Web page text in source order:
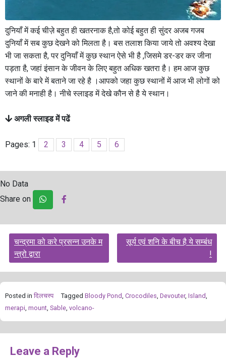
दुनियाँ में कई चीज़े बहुत ही खतरनाक है,तो कोई बहुत ही सुंदर अजब गजब
दुनियाँ में सब कुछ देखने को मिलता है। बस तलाश किया जाये तो अवश्य देखा
भी जा सकता है, पर दुनियाँ में कुछ स्थान ऐसे भी है ,जिसमे डर-डर कर जीना
पड़ता है, जहां इंसान के जीवन के लिए बहुत अधिक खतरा है। हम आज कुछ
स्थानों के बारे में बताने जा रहे है ।आपको जहा कुछ स्थानों में आज भी लोगों को
जाने की मनाही है। नीचे स्लाइड में देखे कौन से है ये स्थान।
अगली स्लाइड में पढें
Pages: 1 2 3 4 5 6
No Data
Share on
Post
navigation
चन्द्रमा को करे प्रसन्न उनके म
न्त्रो द्वारा
सूर्य एवं शनि के बीच है ये सम्बंध
!
Posted in दिलचस्प Tagged Bloody Pond, Crocodiles, Devouter, Island,
merapi, mount, Sable, volcano-
Leave a Reply